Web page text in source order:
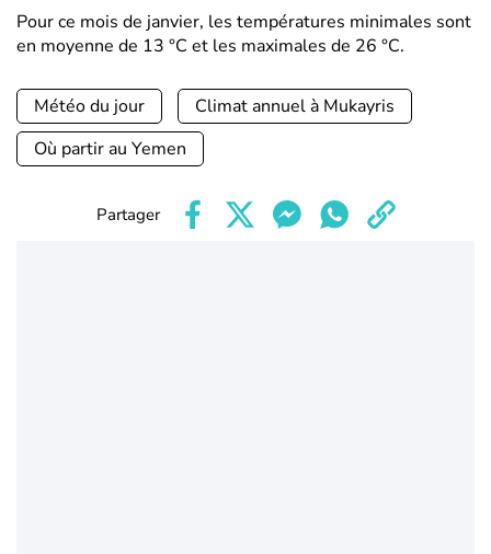
Pour ce mois de janvier, les températures minimales sont
en moyenne de 13 °C et les maximales de 26 °C.
Météo du jour
Climat annuel à Mukayris
Où partir au Yemen
Partager